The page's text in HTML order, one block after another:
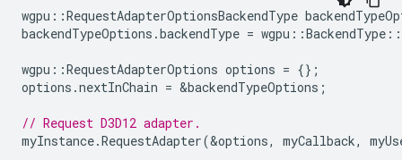
wgpu ::RequestAdapterOptionsBackendType
backendTypeOptions .backendType = wgpu ::BackendType ::
wgpu ::RequestAdapterOptions options = {};
options .nextInChain = &backendTypeOptions ;
// Request D3D12 adapter.
myInstance.RequestAdapter(&options, myCallback,